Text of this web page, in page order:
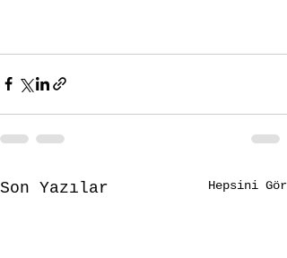
Son Yazılar Hepsini Gör